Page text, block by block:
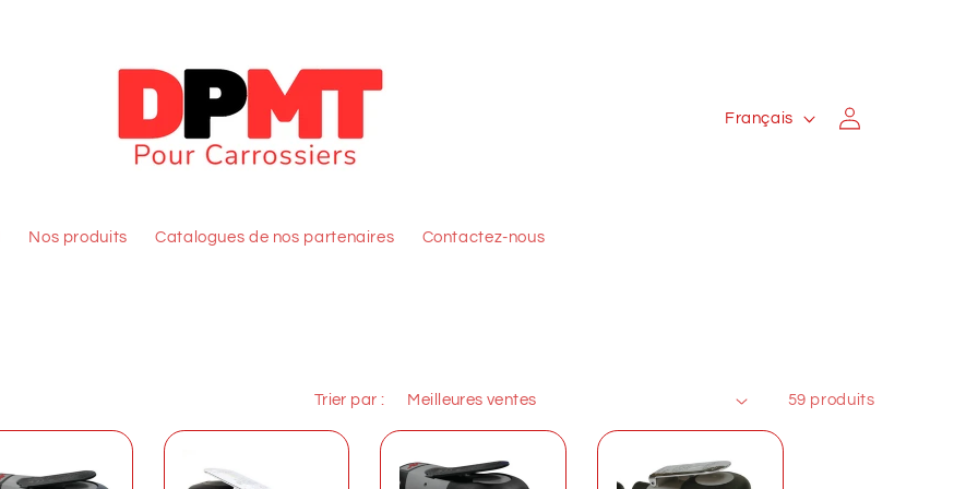
Nos produits Catalogues de nos partenaires Contactez-nous
LFrançais Connexion
Trier par : 59 produits